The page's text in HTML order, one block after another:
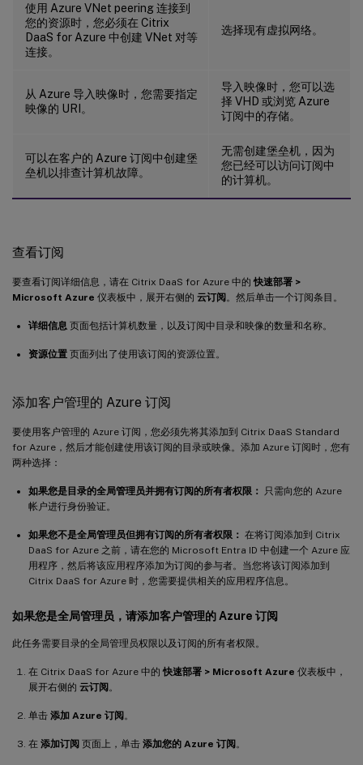
使用 Azure VNet peering 连接到
您的资源时，您必须在 Citrix
DaaS for Azure 中创建 VNet 对等
连接。
选择现有虚拟网络。
从 Azure 导入映像时，您需要指定
映像的 URI。
导入映像时，您可以选
择 VHD 或浏览 Azure
订阅中的存储。
可以在客户的 Azure 订阅中创建堡
垒机以排查计算机故障。
无需创建堡垒机，因为
您已经可以访问订阅中
的计算机。
查看订阅
要查看订阅详细信息，请在 Citrix DaaS for Azure 中的快速部署 >
Microsoft Azure 仪表板中，展开右侧的 云订阅。然后单击一个订阅条目。
详细信息 页面包括计算机数量，以及订阅中目录和映像的数量和名称。
资源位置 页面列出了使用该订阅的资源位置。
添加客户管理的 Azure 订阅
要使用客户管理的 Azure 订阅，您必须先将其添加到 Citrix DaaS Standard
for Azure，然后才能创建使用该订阅的目录或映像。添加 Azure 订阅时，您有
两种选择：
如果您是目录的全局管理员并拥有订阅的所有者权限：
只需向您的 Azure
帐户进行身份验证。
如果您不是全局管理员但拥有订阅的所有者权限： 在将订阅添加到 Citrix
DaaS for Azure 之前，请在您的 Microsoft Entra ID 中创建一个 Azure 应
用程序，然后将该应用程序添加为订阅的参与者。当您将该订阅添加到
Citrix DaaS for Azure 时，您需要提供相关的应用程序信息。
如果您是全局管理员，请添加客户管理的 Azure 订阅
此任务需要目录的全局管理员权限以及订阅的所有者权限。
在 Citrix DaaS for Azure 中的快速部署 > Microsoft Azure 仪表板中，
展开右侧的 云订阅。
单击 添加 Azure 订阅。
在 添加订阅 页面上，单击 添加您的 Azure 订阅。